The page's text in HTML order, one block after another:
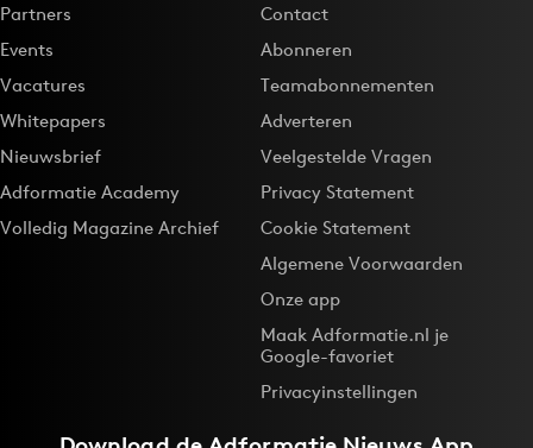
Partners
Events
Vacatures
Whitepapers
Nieuwsbrief
Adformatie Academy
Volledig Magazine Archief
Contact
Abonneren
Teamabonnementen
Adverteren
Veelgestelde Vragen
Privacy Statement
Cookie Statement
Algemene Voorwaarden
Onze app
Maak Adformatie.nl je
Google-favoriet
Privacyinstellingen